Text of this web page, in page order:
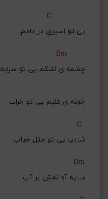
C
بی تو اسیری در دامم
Dm
چشمه ی اشکم بی تو سرابه
خونه ی قلبم بی تو خراب
C
شادیا بی تو مثل حبابِ
Dm
سایه آهِ نقش بر آب